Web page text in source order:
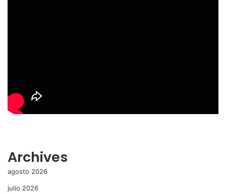
Archives
agosto 2026
julio 2026